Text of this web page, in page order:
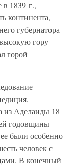
1839 г.,
континента,
губернатора
гору
горой
из Аделаиды 18
годовщины
были особенно
человек с
В конечный